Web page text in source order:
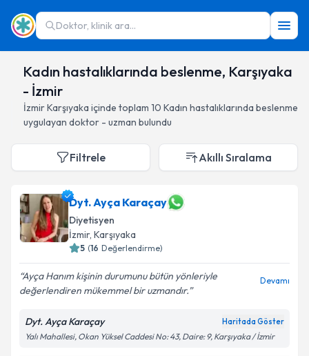
Doktor, klinik ara...
Kadın hastalıklarında beslenme, Karşıyaka
- İzmir
İzmirKarşıyaka içinde toplam 10 Kadın hastalıklarında beslenme
uygulayan doktor - uzman bulundu
Filtrele Akıllı Sıralama
Dyt. Ayça Karaçay
Diyetisyen
İzmir, Karşıyaka
5 (16 Değerlendirme)
Ayça Hanım kişinin durumunu bütün yönleriyle
değerlendiren mükemmel bir uzmandır.
Devamı
Dyt. Ayça Karaçay Haritada Göster
Yalı Mahallesi, Okan Yüksel Caddesi No: 43, Daire: 9, Karşıyaka / İzmir